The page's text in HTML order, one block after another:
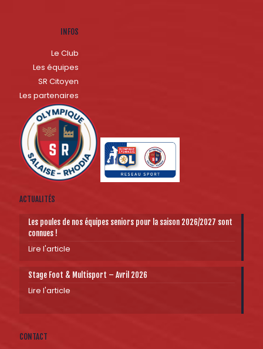
INFOS
Le Club
Les équipes
SR Citoyen
Les partenaires
ACTUALITÉS
Les poules de nos équipes seniors pour la saison 2026/2027 sont
connues !
Lire l'article
Stage Foot & Multisport – Avril 2026
Lire l'article
CONTACT